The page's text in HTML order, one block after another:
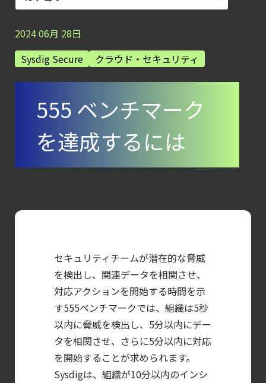
AI
【お知らせ】
ブログを更新しました
AIワークロードのコンテナセキュリティ
｜LLM・
GPU環境を守る新しい視点
計画フェーズで失敗しない統合プラットフォ
クラウド構成ミスを未然に防ぐSecurity
Posture
Managementの全体像
【ブログ】
コンテナセキュリティとは？
クラウドネイティブ時代に必要な対策の全体像
【ブログ】
202406月 28日
Sysdig Secure
クラウド・セキュリティ
555 ベンチマーク
を達成するには
セキュリティチームが潜在的な脅威
を検出し、関連データを相関させ、
対応アクションを開始する時間を示
す555ベンチマークでは、組織は5秒
以内に脅威を検出し、5分以内にデー
タを相関させ、さらに5分以内に対応
を開始することが求められます。
Sysdigは、組織が10分以内のインシ